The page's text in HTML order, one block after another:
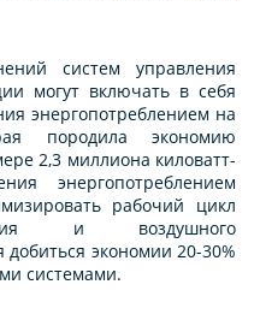
систем управления
могут включать в себя
энергопотреблением на
породила экономию
2,3 миллиона киловатт-
энергопотреблением
рабочий цикл
и воздушного
экономии 20-30%
системами.